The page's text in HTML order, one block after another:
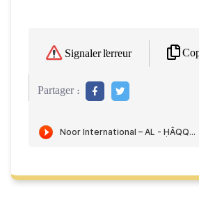
Signaler l'erreur
Partager :